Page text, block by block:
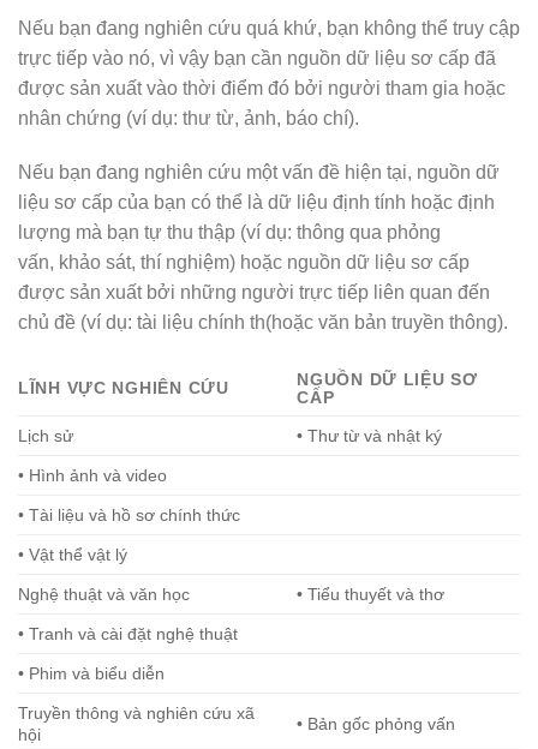
Nếu bạn đang nghiên cứu quá khứ, bạn không thể truy cập
trực tiếp vào nó, vì vậy bạn cần nguồn dữ liệu sơ cấp đã
được sản xuất vào thời điểm đó bởi người tham gia hoặc
nhân chứng (ví dụ: thư từ, ảnh, báo chí).
Nếu bạn đang nghiên cứu một vấn đề hiện tại, nguồn dữ
liệu sơ cấp của bạn có thể là dữ liệu định tính hoặc định
lượng mà bạn tự thu thập (ví dụ: thông qua phỏng
vấn, khảo sát, thí nghiệm) hoặc nguồn dữ liệu sơ cấp
được sản xuất bởi những người trực tiếp liên quan đến
chủ đề (ví dụ: tài liệu chính th(hoặc văn bản truyền thông).
LĨNH VỰC NGHIÊN CỨU
NGUỒN DỮ LIỆU SƠ
CẤP
Lịch sử
• Thư từ và nhật ký
• Hình ảnh và video
• Tài liệu và hồ sơ chính thức
• Vật thể vật lý
Nghệ thuật và văn học • Tiểu thuyết và thơ
• Tranh và cài đặt nghệ thuật
• Phim và biểu diễn
Truyền thông và nghiên cứu xã
hội
• Bản gốc phỏng vấn